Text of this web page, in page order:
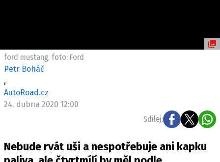
TISKOVKY
ford mustang, foto: Ford
Petr Boháč
,
AutoRoad.cz
24. dubna 2020 12:00
Sdílej:
Nebude rvát uši a nespotřebuje ani kapku